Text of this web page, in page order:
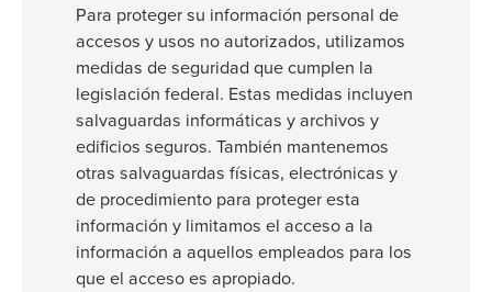
Para proteger su información personal de
accesos y usos no autorizados, utilizamos
medidas de seguridad que cumplen la
legislación federal. Estas medidas incluyen
salvaguardas informáticas y archivos y
edificios seguros. También mantenemos
otras salvaguardas físicas, electrónicas y
de procedimiento para proteger esta
información y limitamos el acceso a la
información a aquellos empleados para los
que el acceso es apropiado.